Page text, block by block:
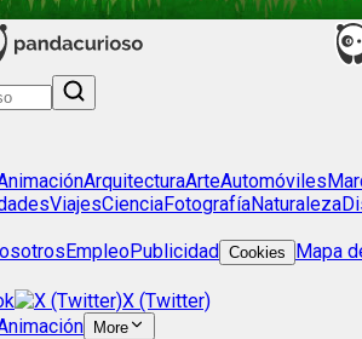
ArquitecturaArteAutomóviles
ViajesCienciaFotografíaNaturaleza
EmpleoPublicidad Cookies Mapa
X (Twitter)
More